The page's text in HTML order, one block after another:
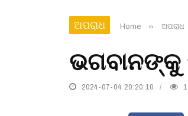
ଅପରାଧ Home ›› ଅପରାଧ
2024-07-04 20:20:10